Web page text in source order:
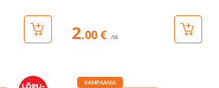
2.00 € /tk
KAMPAANIA